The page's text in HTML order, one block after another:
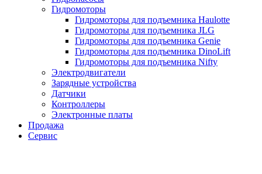
Гидромоторы
Гидромоторы для подъемника Haulotte
Гидромоторы для подъемника JLG
Гидромоторы для подъемника Genie
Гидромоторы для подъемника DinoLift
Гидромоторы для подъемника Nifty
Электродвигатели
Зарядные устройства
Датчики
Контроллеры
Электронные платы
Продажа
Сервис